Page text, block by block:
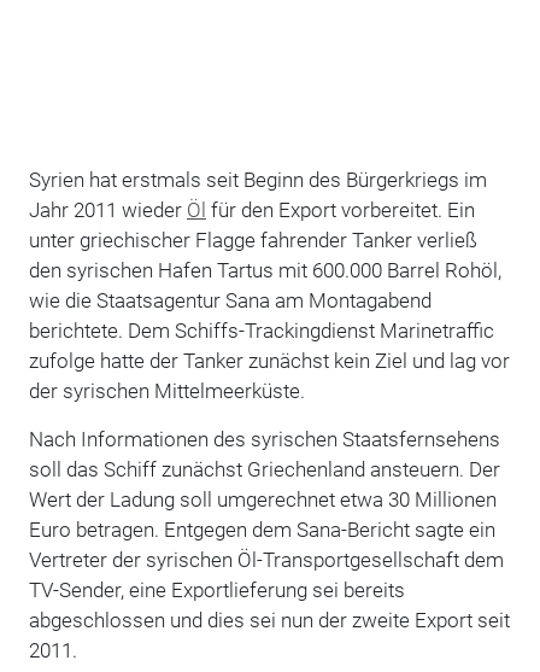
Syrien hat erstmals seit Beginn des Bürgerkriegs im
Jahr 2011 wieder Öl für den Export vorbereitet. Ein
unter griechischer Flagge fahrender Tanker verließ
den syrischen Hafen Tartus mit 600.000 Barrel Rohöl,
wie die Staatsagentur Sana am Montagabend
berichtete. Dem Schiffs-Trackingdienst Marinetraffic
zufolge hatte der Tanker zunächst kein Ziel und lag vor
der syrischen Mittelmeerküste.
Nach Informationen des syrischen Staatsfernsehens
soll das Schiff zunächst Griechenland ansteuern. Der
Wert der Ladung soll umgerechnet etwa 30 Millionen
Euro betragen. Entgegen dem Sana-Bericht sagte ein
Vertreter der syrischen Öl-Transportgesellschaft dem
TV-Sender, eine Exportlieferung sei bereits
abgeschlossen und dies sei nun der zweite Export seit
2011.